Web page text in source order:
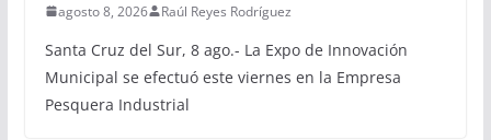
agosto 8, 2026 Raúl Reyes Rodríguez
Santa Cruz del Sur, 8 ago.- La Expo de Innovación
Municipal se efectuó este viernes en la Empresa
Pesquera Industrial